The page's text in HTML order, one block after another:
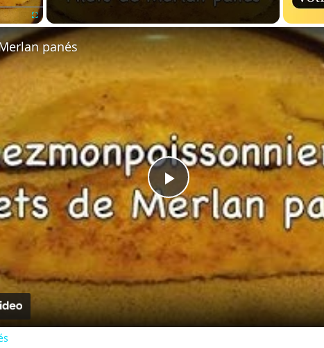
Fullscreen
Play
Video
panés